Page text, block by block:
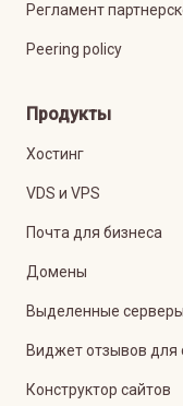
Регламент
Peering policy
Продукты
Хостинг
VDS и VPS
Почта для бизнеса
Домены
Выделенные серверы
Виджет отзывов для
Конструктор сайтов